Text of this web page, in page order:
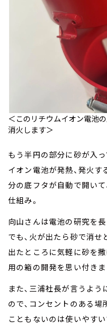
＜このリチウムイオン電池
消火します＞
もう半円の部分に砂が入
イオン電池が発熱、発火す
分の底フタが自動で開いて
仕組み。
向山さんは電池の研究を
でも、火が出たら砂で消せ
出たところに気軽に砂を
用の箱の開発を思い付きま
また、三浦社長が言うよ
ので、コンセントのある場
こともないのは使いやす